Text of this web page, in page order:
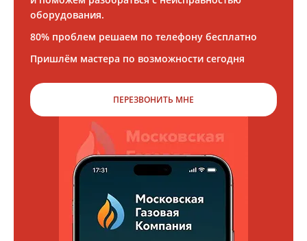
оборудования.
80% проблем решаем по телефону бесплатно
Пришлём мастера по возможности сегодня
ПЕРЕЗВОНИТЬ МНЕ